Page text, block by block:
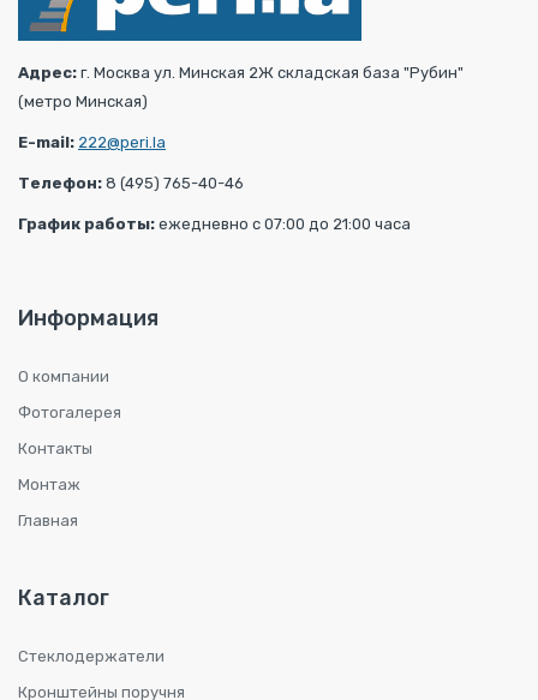
Адрес: г. Москва ул. Минская 2Ж складская база "Рубин"
(метро Минская)
E-mail: 222@peri.la
Телефон: 8 (495) 765-40-46
График работы: ежедневно с 07:00 до 21:00 часа
Информация
О компании
Фотогалерея
Контакты
Монтаж
Главная
Каталог
Стеклодержатели
Кронштейны поручня